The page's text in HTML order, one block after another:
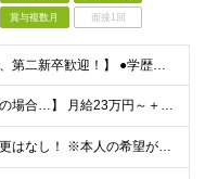
賞与複数月 面接1回
【職種・業種未経験、第二新卒歓迎！】 ●学歴不問 ★建設系の関連業務経験や機械メンテナンスの経験など、機会を触る経験をお持ちの方は行かせます！ ★「手に職をつけて安定して働きたい」「大型施設の裏側を
【…未経験スタートの場合…】 月給23万円～＋賞与年2回＋残業手当 【…経験者の場合…】 月給27万円～50万円＋賞与年2回＋残業手当 【…マネジメント経験者の場合…】 月給35万円～50万円＋賞
★基本、勤務地の変更はなし！ ※本人の希望がない場合 ★埼玉／千葉から通う社員も多数活躍中！ ◆東京エリア 目黒区駒場4-6-1（東大先端科学技研センター） 港区台場2丁目6-1（グランドニッコー東